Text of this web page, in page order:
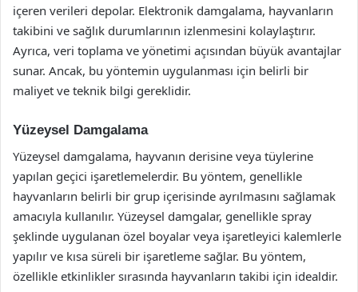
içeren verileri depolar. Elektronik damgalama, hayvanların
takibini ve sağlık durumlarının izlenmesini kolaylaştırır.
Ayrıca, veri toplama ve yönetimi açısından büyük avantajlar
sunar. Ancak, bu yöntemin uygulanması için belirli bir
maliyet ve teknik bilgi gereklidir.
Yüzeysel Damgalama
Yüzeysel damgalama, hayvanın derisine veya tüylerine
yapılan geçici işaretlemelerdir. Bu yöntem, genellikle
hayvanların belirli bir grup içerisinde ayrılmasını sağlamak
amacıyla kullanılır. Yüzeysel damgalar, genellikle spray
şeklinde uygulanan özel boyalar veya işaretleyici kalemlerle
yapılır ve kısa süreli bir işaretleme sağlar. Bu yöntem,
özellikle etkinlikler sırasında hayvanların takibi için idealdir.